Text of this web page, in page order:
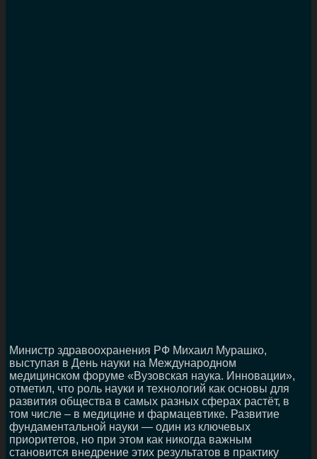
Министр здравоохранения РФ Михаил Мурашко,
выступая в День науки на Международном
медицинском форуме «Вузовская наука. Инновации»,
отметил, что роль науки и технологий как основы для
развития общества в самых разных сферах растёт, в
том числе – в медицине и фармацевтике. Развитие
фундаментальной науки — один из ключевых
приоритетов, но при этом как никогда важным
становится внедрение этих результатов в практику